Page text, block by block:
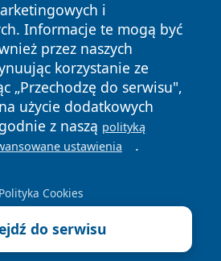
i
Informacje te mogą być
przez naszych
korzystanie ze
„Przechodzę do serwisu",
użycie dodatkowych
z naszą polityką
ustawienia .
Polityka Cookies
do serwisu
Polityka
Cookies